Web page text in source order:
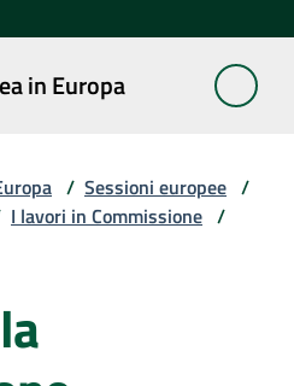
in Europa
/ Sessioni europee /
I lavori in Commissione /